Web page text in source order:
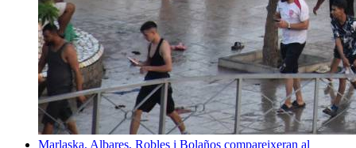
Marlaska, Albares, Robles i Bolaños compareixeran al